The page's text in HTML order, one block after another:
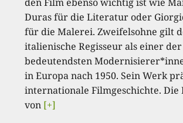
den Film ebenso wichtig ist wie
Duras für die Literatur oder
für die Malerei. Zweifelsohne gilt
italienische Regisseur als einer der
bedeutendsten
in Europa nach 1950. Sein Werk
internationale Filmgeschichte. Die
von [+]